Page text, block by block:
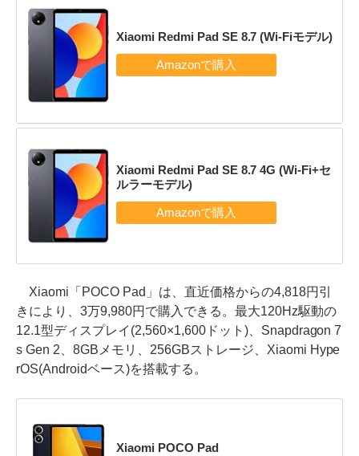
Xiaomi Redmi Pad SE 8.7 (Wi-Fiモデル)
Xiaomi Redmi Pad SE 8.7 4G (Wi-Fi+セ
ルラーモデル)
Xiaomi「POCO Pad」は、直近価格からの4,818円引
きにより、3万9,980円で購入できる。最大120Hz駆動の
12.1型ディスプレイ(2,560×1,600ドット)、Snapdragon 7
s Gen 2、8GBメモリ、256GBストレージ、Xiaomi Hype
rOS(Androidベース)を搭載する。
Xiaomi POCO Pad